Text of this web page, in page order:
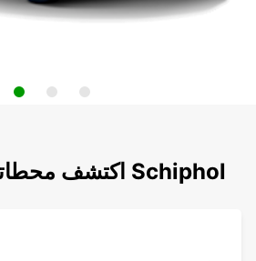
اكتشف محطاتنا الشهيرة حول Schiphol